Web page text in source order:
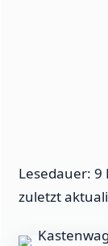
Lesedauer: 9
zuletzt